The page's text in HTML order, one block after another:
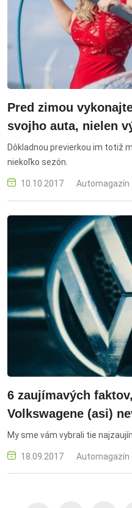
Pred zimou
svojho auta, nielen
Dôkladnou previerkou im totiž
niekoľko sezón.
10.10.2017 Automagazín
6 zaujímavých
Volkswagene (asi)
My sme vám vybrali tie
18.09.2017 Automagazín